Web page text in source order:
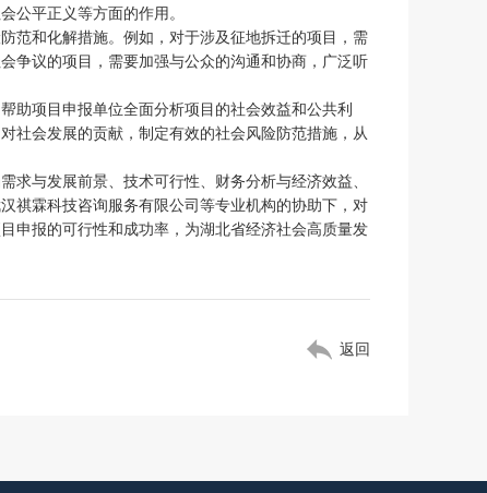
公平正义等方面的作用。
范和化解措施。例如，对于涉及征地拆迁的项目，需
争议的项目，需要加强与公众的沟通和协商，广泛听
助项目申报单位全面分析项目的社会效益和公共利
社会发展的贡献，制定有效的社会风险防范措施，从
求与发展前景、技术可行性、财务分析与经济效益、
祺霖科技咨询服务有限公司等专业机构的协助下，对
申报的可行性和成功率，为湖北省经济社会高质量发
返回